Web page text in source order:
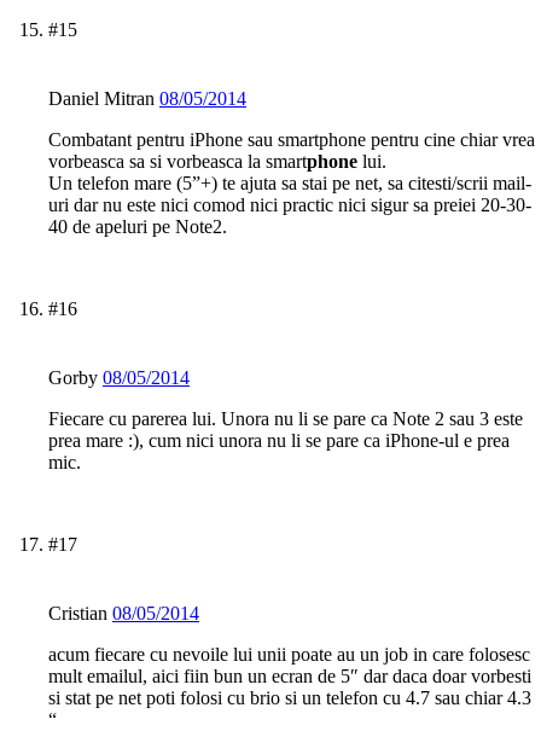
#15
Daniel Mitran 08/05/2014
Combatant pentru iPhone sau smartphone pentru cine chiar vrea
vorbeasca sa si vorbeasca la smartphone lui.
Un telefon mare (5”+) te ajuta sa stai pe net, sa citesti/scrii mail-
uri dar nu este nici comod nici practic nici sigur sa preiei 20-30-
40 de apeluri pe Note2.
#16
Gorby 08/05/2014
Fiecare cu parerea lui. Unora nu li se pare ca Note 2 sau 3 este
prea mare :), cum nici unora nu li se pare ca iPhone-ul e prea
mic.
#17
Cristian 08/05/2014
acum fiecare cu nevoile lui unii poate au un job in care folosesc
mult emailul, aici fiin bun un ecran de 5″ dar daca doar vorbesti
si stat pe net poti folosi cu brio si un telefon cu 4.7 sau chiar 4.3
“